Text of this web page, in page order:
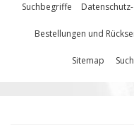
Suchbegriffe
Bestellungen und
Sitemap